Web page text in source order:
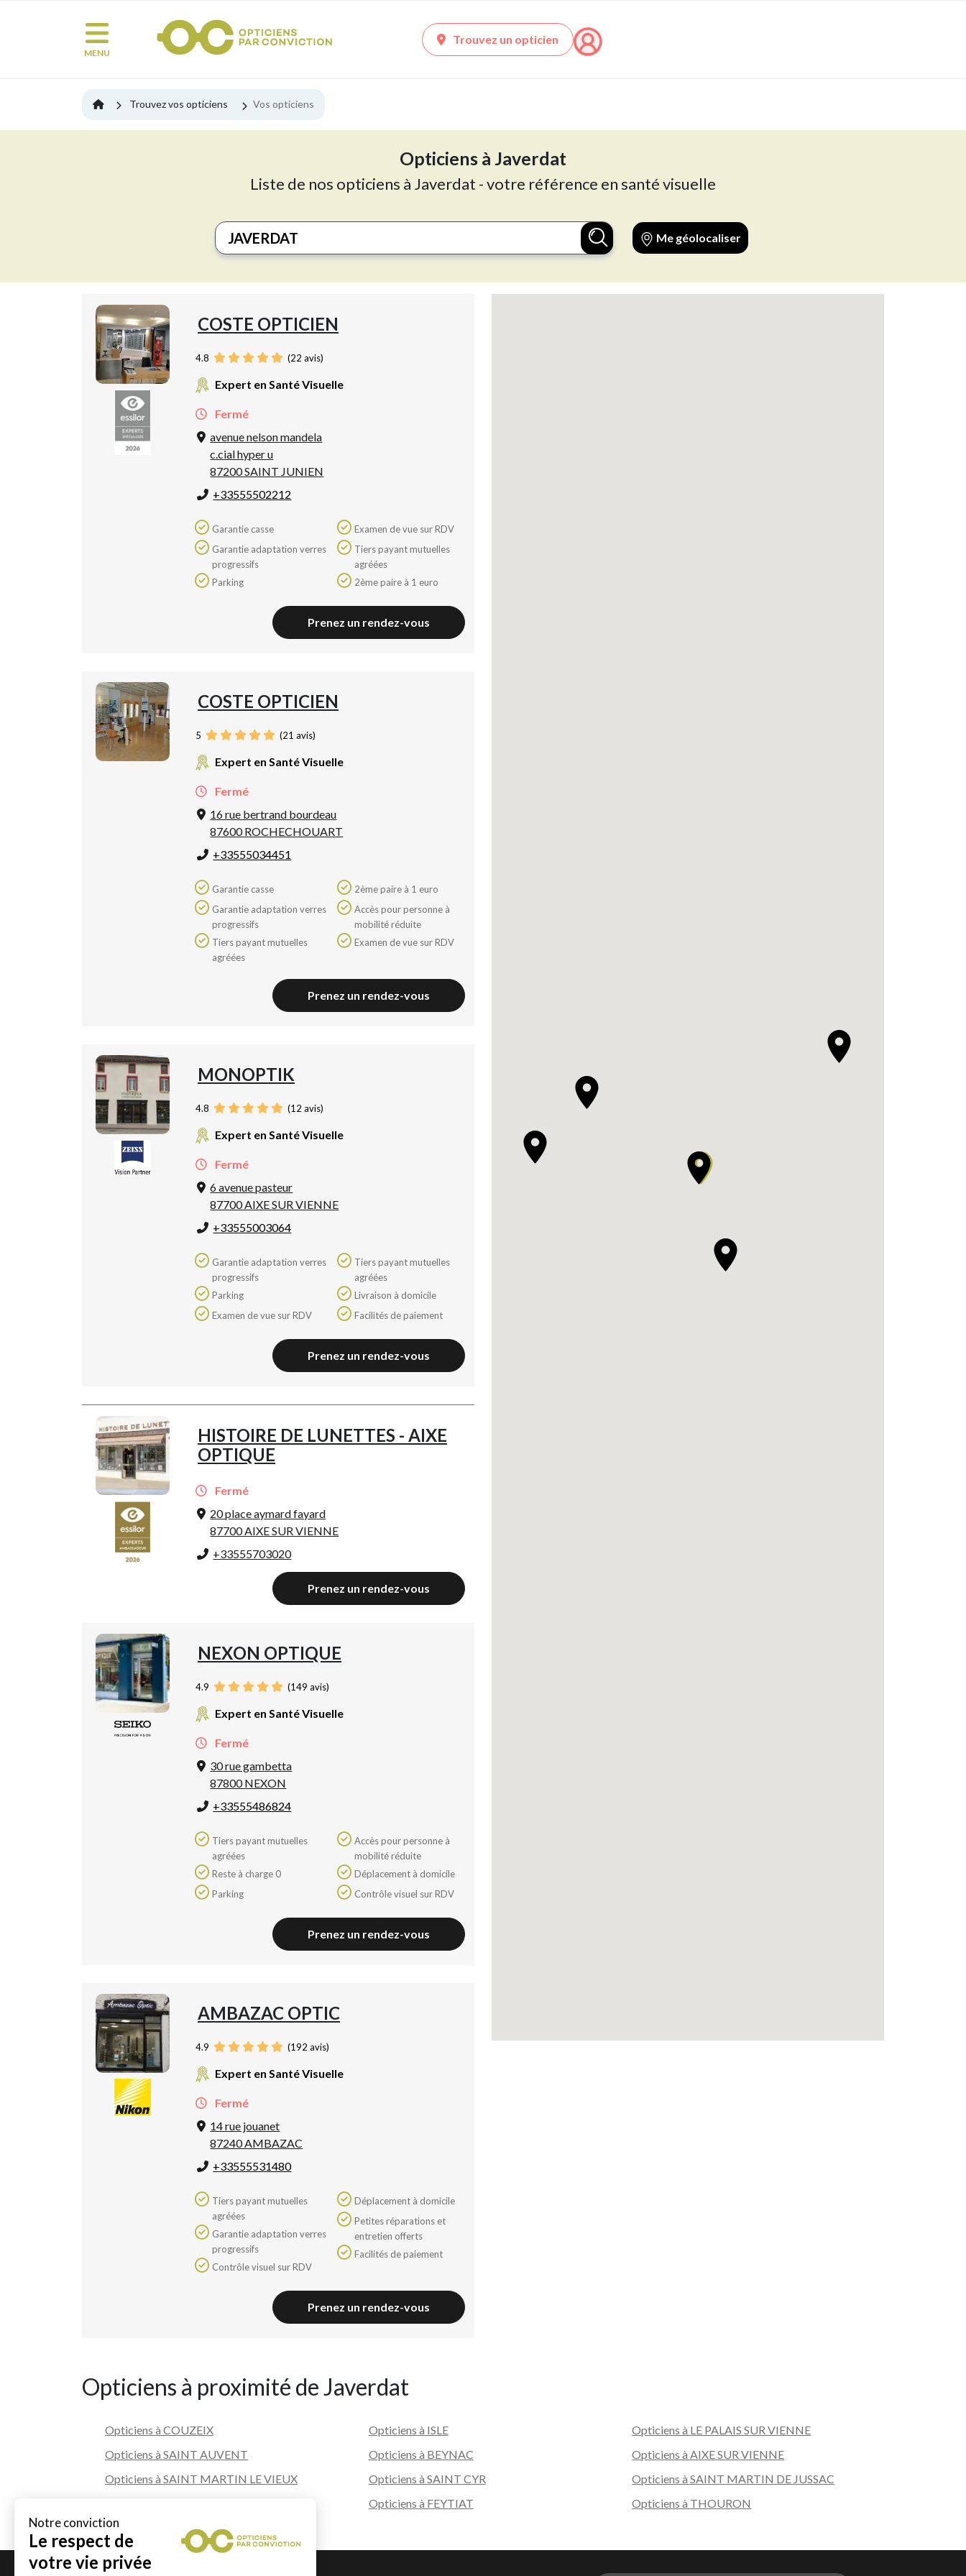
MENU
Trouvez un opticien
Trouvez vos opticiens Vos opticiens
Opticiens à Javerdat
Liste de nos opticiens à Javerdat - votre référence en santé visuelle
Me géolocaliser
COSTE OPTICIEN
4.8 (22 avis)
Expert en Santé Visuelle
Fermé
avenue nelson mandela
c.cial hyper u
87200 SAINT JUNIEN
+33555502212
Garantie casse
progressifs
Parking
Examen de vue sur RDV
agréées
2ème paire à 1 euro
Prenez un rendez-vous
COSTE OPTICIEN
5 (21 avis)
Expert en Santé Visuelle
Fermé
16 rue bertrand bourdeau
87600 ROCHECHOUART
+33555034451
Garantie casse
progressifs
agréées
2ème paire à 1 euro
mobilité réduite
Examen de vue sur RDV
Prenez un rendez-vous
MONOPTIK
4.8 (12 avis)
Expert en Santé Visuelle
Fermé
6 avenue pasteur
87700 AIXE SUR VIENNE
+33555003064
progressifs
Parking
Examen de vue sur RDV
agréées
Livraison à domicile
Facilités de paiement
Prenez un rendez-vous
HISTOIRE DE LUNETTES - AIXE
OPTIQUE
Fermé
20 place aymard fayard
87700 AIXE SUR VIENNE
+33555703020
Prenez un rendez-vous
NEXON OPTIQUE
4.9 (149 avis)
Expert en Santé Visuelle
Fermé
30 rue gambetta
87800 NEXON
+33555486824
agréées
Reste à charge 0
Parking
mobilité réduite
Déplacement à domicile
Contrôle visuel sur RDV
Prenez un rendez-vous
AMBAZAC OPTIC
4.9 (192 avis)
Expert en Santé Visuelle
Fermé
14 rue jouanet
87240 AMBAZAC
+33555531480
agréées
progressifs
Contrôle visuel sur RDV
Déplacement à domicile
entretien offerts
Facilités de paiement
Prenez un rendez-vous
Opticiens à proximité de Javerdat
Opticiens à COUZEIX
Opticiens à SAINT AUVENT
Opticiens à SAINT MARTIN LE VIEUX
Opticiens à ISLE
Opticiens à BEYNAC
Opticiens à SAINT CYR
Opticiens à FEYTIAT
Opticiens à LE PALAIS SUR VIENNE
Opticiens à AIXE SUR VIENNE
Opticiens à SAINT MARTIN DE JUSSAC
Opticiens à THOURON